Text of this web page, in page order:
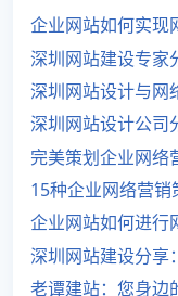
企业网站如何实现
深圳网站设计与网
完美策划企业网络
15种企业网络营销
企业网站如何进行
深圳网站建设分享
老谭建站：您身边